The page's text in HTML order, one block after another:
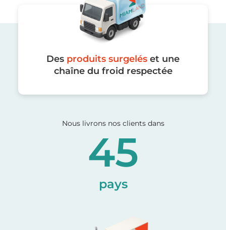
Des produits surgelés et une
chaîne du froid respectée
Nous livrons nos clients dans
45
pays